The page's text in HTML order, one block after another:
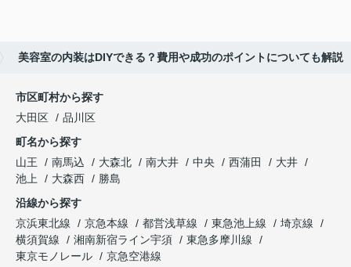
美容室の内装はDIYできる？費用や成功のポイントについても解説
市区町村から探す
大田区
品川区
町名から探す
山王
南馬込 大森北 南大井 中央 西蒲田
大井
池上
大森西
勝島
沿線から探す
京浜東北線
京急本線 都営浅草線 東急池上線
埼京線
横須賀線
湘南新宿ライン宇須
東急多摩川線
東京モノレール
京急空港線